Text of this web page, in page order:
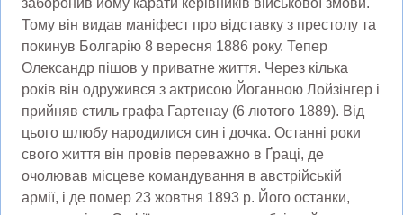
Тому він видав маніфест про відставку з престолу та
покинув Болгарію 8 вересня 1886 року. Тепер
Олександр пішов у приватне життя. Через кілька
років він одружився з актрисою Йоганною Лойзінгер і
прийняв стиль графа Гартенау (6 лютого 1889). Від
цього шлюбу народилися син і дочка. Останні роки
свого життя він провів переважно в Ґраці, де
очолював місцеве командування в австрійській
армії, і де помер 23 жовтня 1893 р. Його останки,